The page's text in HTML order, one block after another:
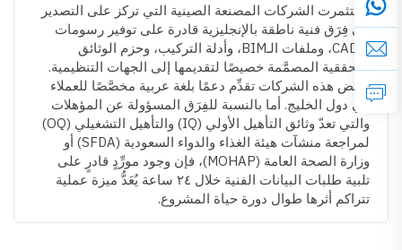
استثمرت الشركات المصنعة الصينية التي تركز على التصدير
في فِرَق فنية ناطقة بالإنجليزية قادرة على توفير رسومات
الـCAD، وملفات الـBIM، وأدلة التركيب، وحزم الوثائق
التحققية المصمَّمة خصيصًا لتقديمها إلى الجهات التنظيمية.
وبعض هذه الشركات تقدِّم دعمًا بلغة عربية مخصَّصًا للعملاء
في دول الخليج. أما بالنسبة للفِرَق المسؤولة عن المؤهلات
والتي تعدّ وثائق التأهيل الأولي (IQ) والتأهيل التشغيلي (OQ)
لمراجعة منشآت هيئة الغذاء والدواء السعودية (SFDA) أو
وزارة الصحة العامة (MOHAP)، فإن وجود مورِّدٍ قادرٍ على
تلبية طلبات البيانات الفنية خلال ٢٤ ساعة يُعَدُّ ميزة عملية
تتراكم أثرها طوال دورة حياة المشروع.